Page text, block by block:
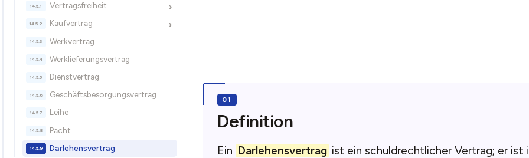
›
Vertragsfreiheit
›
Kaufvertrag
Werkvertrag
Werklieferungsvertrag
Dienstvertrag
Geschäftsbesorgungsvertrag
Leihe
Pacht
Darlehensvertrag
Definition
Ein Darlehensvertrag ist ein schuldrechtlicher Vertrag; er ist